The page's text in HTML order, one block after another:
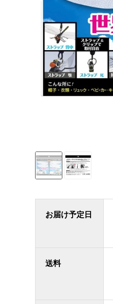
お届け予定日
送料